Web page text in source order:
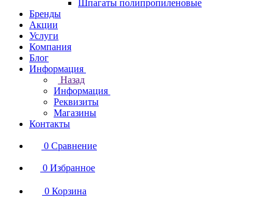
Шпагаты полипропиленовые
Бренды
Акции
Услуги
Компания
Блог
Информация
Назад
Информация
Реквизиты
Магазины
Контакты
0 Сравнение
0 Избранное
0 Корзина